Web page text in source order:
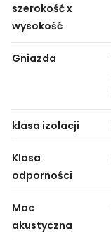
szerokość x
wysokość
Gniazda
klasa izolacji
Klasa
odporności
Moc
akustyczna